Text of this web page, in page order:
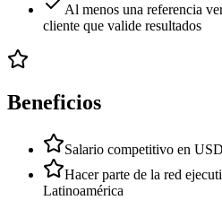
Al menos una referencia
cliente que valide resultados
Beneficios
Salario competitivo en USD
Hacer parte de la red
Latinoamérica